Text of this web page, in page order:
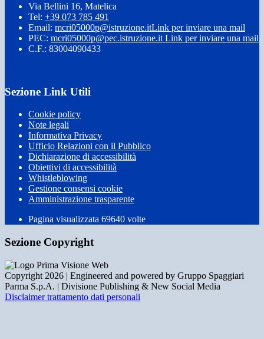
Via Bellini 16, Matelica
Tel: +39 073 785 491
Email: mcri05000p@istruzione.itLink per inviare una mail
PEC: mcri05000p@pec.istruzione.it Link per inviare una mail
C.F.: 83004090433
Sezione Link Utili
Cookie policy
Note legali
Informativa Privacy
Ufficio Relazioni con il Pubblico
Dichiarazione di accessibilità
Obiettivi di accessibilità
Whistleblowing
Gestione consensi cookie
Amministrazione trasparente
Pagina visualizzata 69640 volte
Sezione Copyright
Copyright 2026 | Engineered and powered by Gruppo Spaggiari
Parma S.p.A. | Divisione Publishing & New Social Media
Disclaimer trattamento dati personali